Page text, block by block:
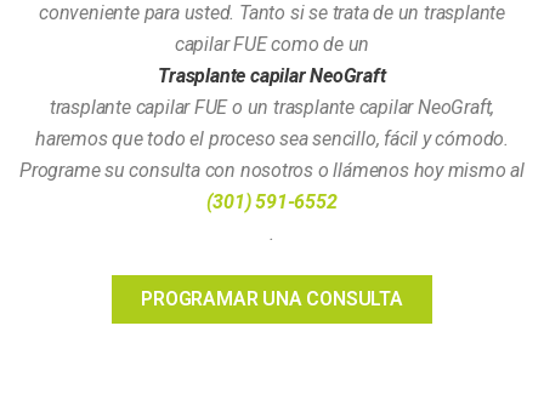
conveniente para usted. Tanto si se trata de un trasplante
capilar FUE como de un
Trasplante capilar NeoGraft
trasplante capilar FUE o un trasplante capilar NeoGraft,
haremos que todo el proceso sea sencillo, fácil y cómodo.
Programe su consulta con nosotros o llámenos hoy mismo al
(301) 591-6552
.
PROGRAMAR UNA CONSULTA